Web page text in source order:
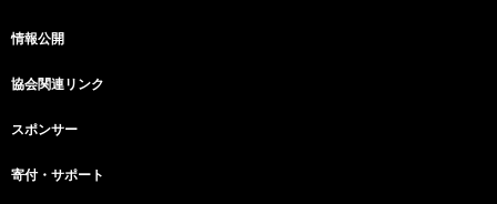
情報公開
協会関連リンク
スポンサー
寄付・サポート